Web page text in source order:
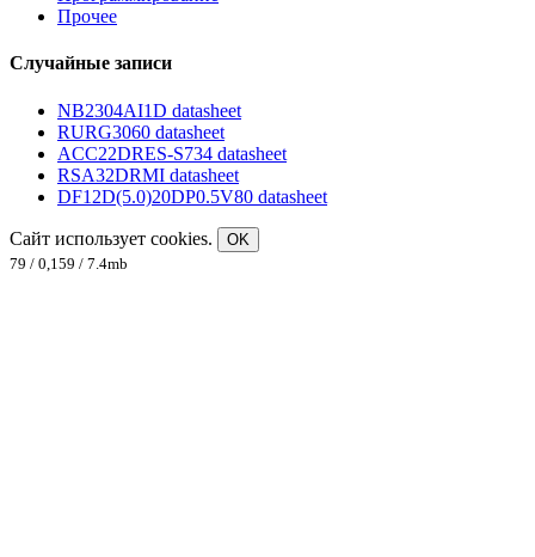
Прочее
Случайные записи
NB2304AI1D datasheet
RURG3060 datasheet
ACC22DRES-S734 datasheet
RSA32DRMI datasheet
DF12D(5.0)20DP0.5V80 datasheet
Сайт использует cookies.
OK
79 / 0,159 / 7.4mb